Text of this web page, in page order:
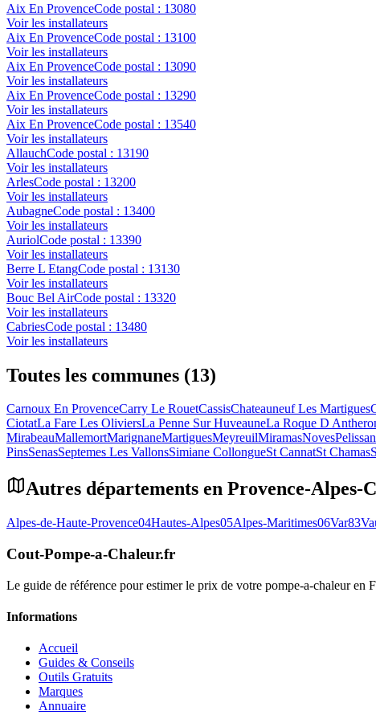
Aix En ProvenceCode postal : 13080
Voir les installateurs
Aix En ProvenceCode postal : 13100
Voir les installateurs
Aix En ProvenceCode postal : 13090
Voir les installateurs
Aix En ProvenceCode postal : 13290
Voir les installateurs
Aix En ProvenceCode postal : 13540
Voir les installateurs
AllauchCode postal : 13190
Voir les installateurs
ArlesCode postal : 13200
Voir les installateurs
AubagneCode postal : 13400
Voir les installateurs
AuriolCode postal : 13390
Voir les installateurs
Berre L EtangCode postal : 13130
Voir les installateurs
Bouc Bel AirCode postal : 13320
Voir les installateurs
CabriesCode postal : 13480
Voir les installateurs
Toutes les communes (13)
Carnoux En ProvenceCarry Le RouetCassisChateauneuf Les Martigues
CiotatLa Fare Les OliviersLa Penne Sur HuveauneLa Roque D
MirabeauMallemortMarignaneMartiguesMeyreuilMiramasNoves
PinsSenasSeptemes Les VallonsSimiane CollongueSt CannatSt Chamas
Autres départements en Provence-Alpes-
Alpes-de-Haute-Provence04Hautes-Alpes05Alpes-Maritimes06Var83
Cout-Pompe-a-Chaleur.fr
Le guide de référence pour estimer le prix de votre pompe-a-chaleur en
Informations
Accueil
Guides & Conseils
Outils Gratuits
Marques
Annuaire